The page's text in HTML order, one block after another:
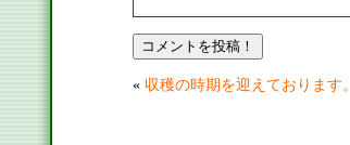
« 収穫の時期を迎えております。